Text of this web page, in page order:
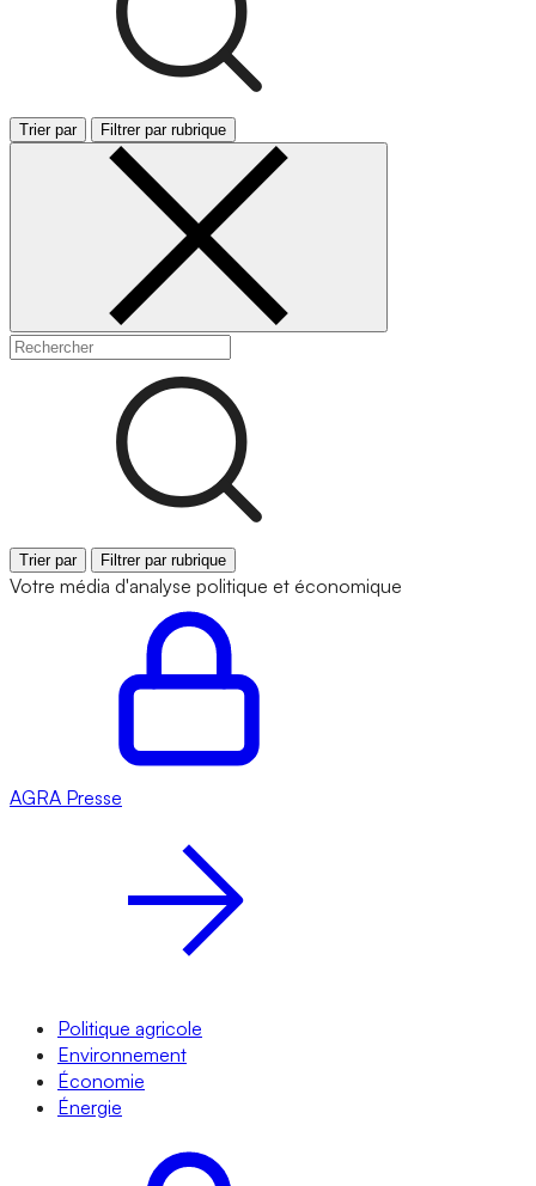
Trier par Filtrer par rubrique
Trier par Filtrer par rubrique
Votre média d'analyse politique et économique
AGRA Presse
Politique agricole
Environnement
Économie
Énergie